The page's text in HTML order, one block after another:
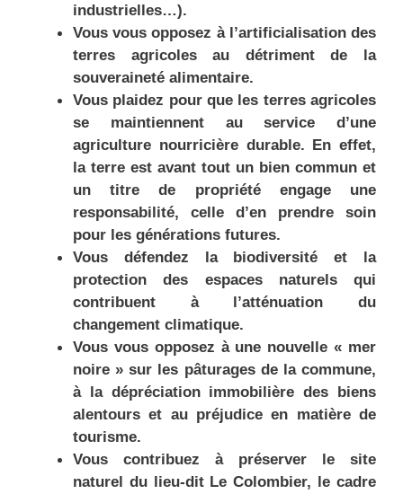
industrielles…).
Vous vous opposez à l’artificialisation des
terres agricoles au détriment de la
souveraineté alimentaire.
Vous plaidez pour que les terres agricoles
se maintiennent au service d’une
agriculture nourricière durable. En effet,
la terre est avant tout un bien commun et
un titre de propriété engage une
responsabilité, celle d’en prendre soin
pour les générations futures.
Vous défendez la biodiversité et la
protection des espaces naturels qui
contribuent à l’atténuation du
changement climatique.
Vous vous opposez à une nouvelle « mer
noire » sur les pâturages de la commune,
à la dépréciation immobilière des biens
alentours et au préjudice en matière de
tourisme.
Vous contribuez à préserver le site
naturel du lieu-dit Le Colombier, le cadre